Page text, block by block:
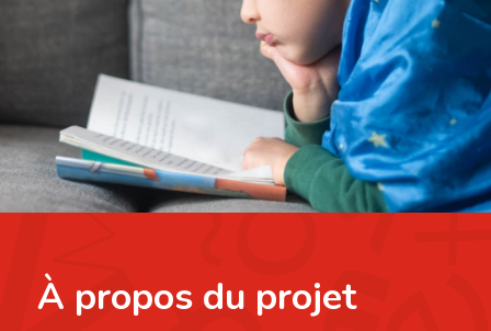
À propos du projet